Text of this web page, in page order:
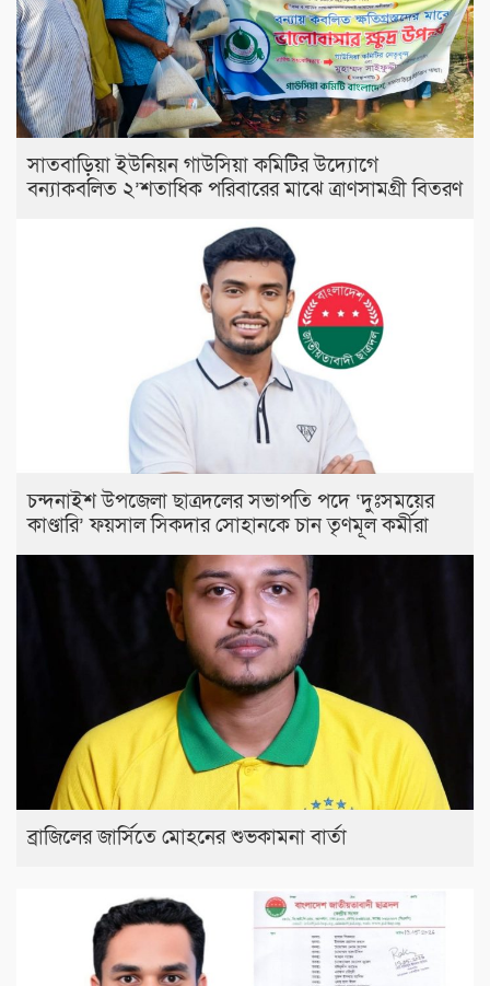
সাতবাড়িয়া ইউনিয়ন গাউসিয়া কমিটির উদ্যোগে
বন্যাকবলিত ২’শতাধিক পরিবারের মাঝে ত্রাণসামগ্রী বিতরণ
চন্দনাইশ উপজেলা ছাত্রদলের সভাপতি পদে ‘দুঃসময়ের
কাণ্ডারি’ ফয়সাল সিকদার সোহানকে চান তৃণমূল কর্মীরা
ব্রাজিলের জার্সিতে মোহনের শুভকামনা বার্তা